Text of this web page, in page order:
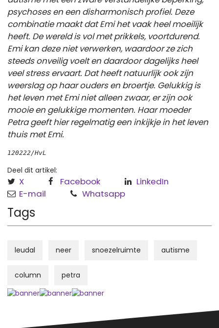
psychoses en een disharmonisch profiel. Deze
combinatie maakt dat Emi het vaak heel moeilijk
heeft. De wereld is vol met prikkels, voortdurend.
Emi kan deze niet verwerken, waardoor ze zich
steeds onveilig voelt en daardoor dagelijks heel
veel stress ervaart. Dat heeft natuurlijk ook zijn
weerslag op haar ouders en broertje. Gelukkig is
het leven met Emi niet alleen zwaar, er zijn ook
mooie en gelukkige momenten. Haar moeder
Petra geeft hier regelmatig een inkijkje in het leven
thuis met Emi.
120222/HvL
Deel dit artikel:
X Facebook
LinkedIn
E-mail
Whatsapp
Tags
leudal neer snoezelruimte autisme
column petra